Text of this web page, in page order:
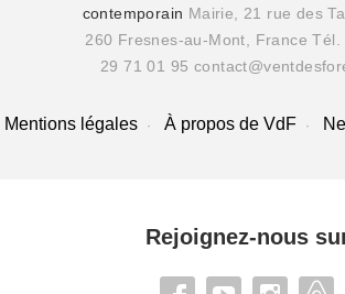
contemporain Mairie, 21 rue des
260 Fresnes-au-Mont, France Tél.
29 71 01 95
Mentions légales À propos de VdF
Rejoignez-nous